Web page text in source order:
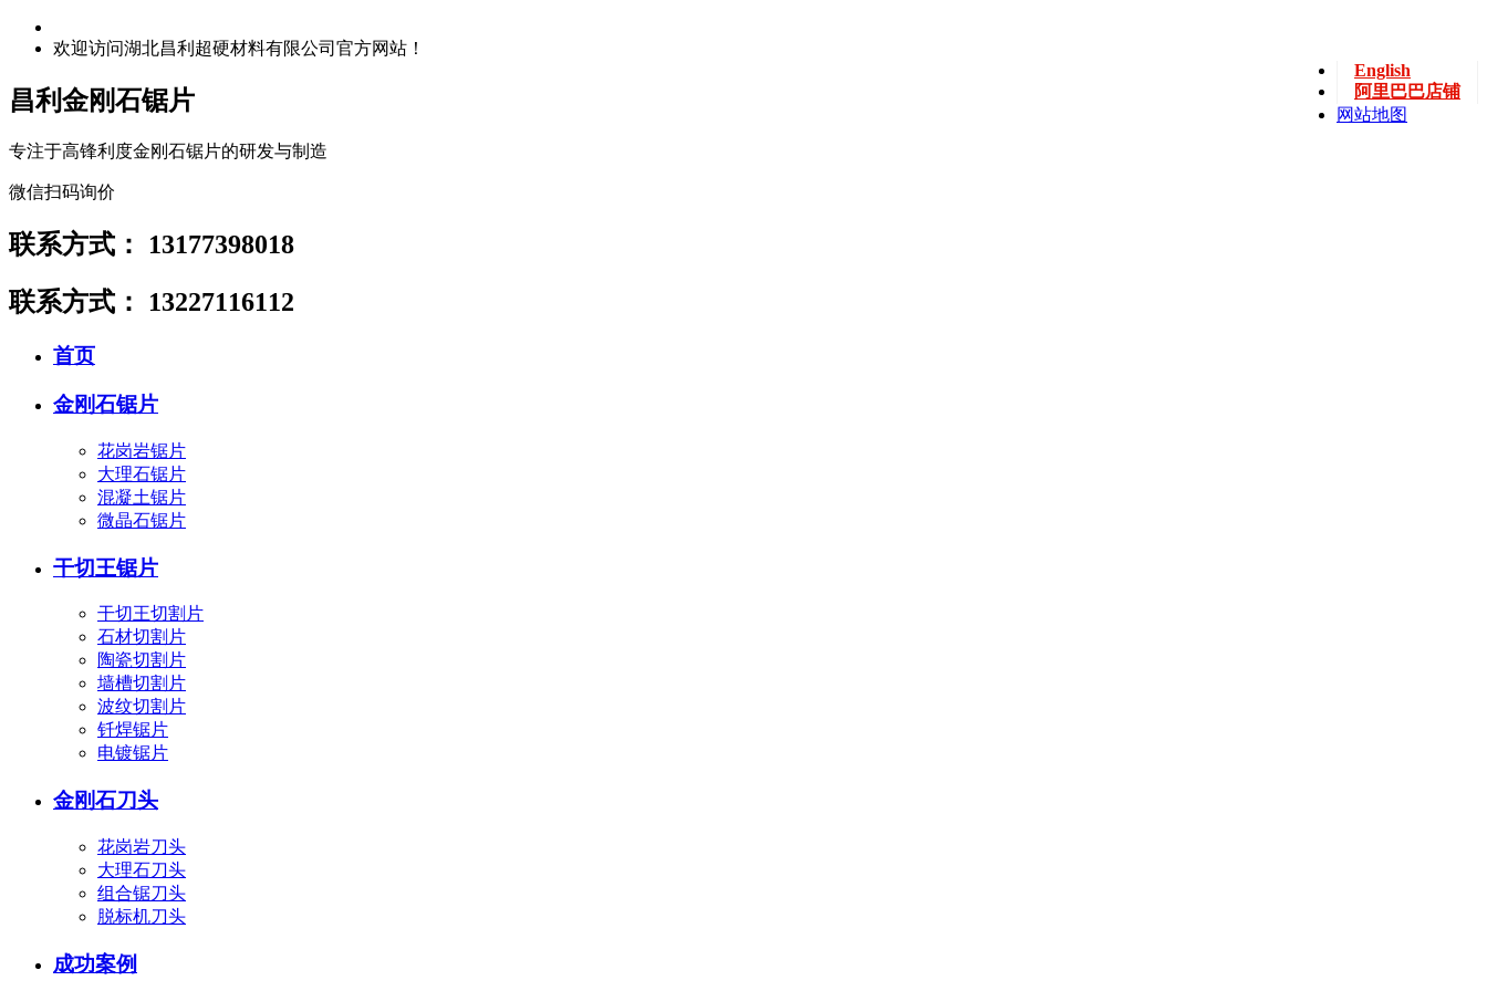
欢迎访问湖北昌利超硬材料有限公司官方网站！
English
阿里巴巴店铺
网站地图
昌利金刚石锯片
专注于高锋利度金刚石锯片的研发与制造
微信扫码询价
联系方式：
13177398018
联系方式：
13227116112
首页
金刚石锯片
花岗岩锯片
大理石锯片
混凝土锯片
微晶石锯片
干切王锯片
干切王切割片
石材切割片
陶瓷切割片
墙槽切割片
波纹切割片
钎焊锯片
电镀锯片
金刚石刀头
花岗岩刀头
大理石刀头
组合锯刀头
脱标机刀头
成功案例